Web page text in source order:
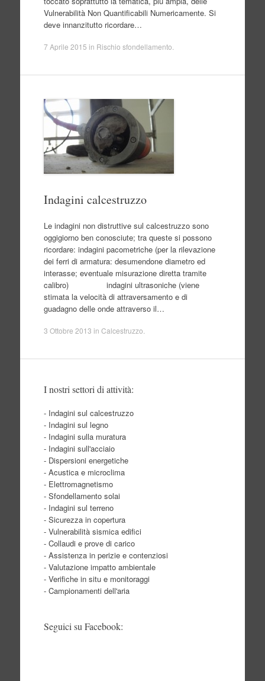
Vulnerabilità Non Quantificabili Numericamente. Si
deve innanzitutto ricordare…
7 Aprile 2015 in Rischio sfondellamento
Indagini calcestruzzo
Le indagini non distruttive sul calcestruzzo sono
oggigiorno ben conosciute; tra queste si possono
ricordare: indagini pacometriche (per la rilevazione
dei ferri di armatura: desumendone diametro ed
interasse; eventuale misurazione diretta tramite
calibro) indagini ultrasoniche (viene
stimata la velocità di attraversamento e di
guadagno delle onde attraverso il…
3 Ottobre 2013 in Calcestruzzo
I nostri settori di attività:
- Indagini sul calcestruzzo
- Indagini sul legno
- Indagini sulla muratura
- Indagini sull'acciaio
- Dispersioni energetiche
- Acustica e microclima
- Elettromagnetismo
- Sfondellamento solai
- Indagini sul terreno
- Sicurezza in copertura
- Vulnerabilità sismica edifici
- Collaudi e prove di carico
- Assistenza in perizie e contenziosi
- Valutazione impatto ambientale
- Verifiche in situ e monitoraggi
- Campionamenti dell'aria
Seguici su Facebook: